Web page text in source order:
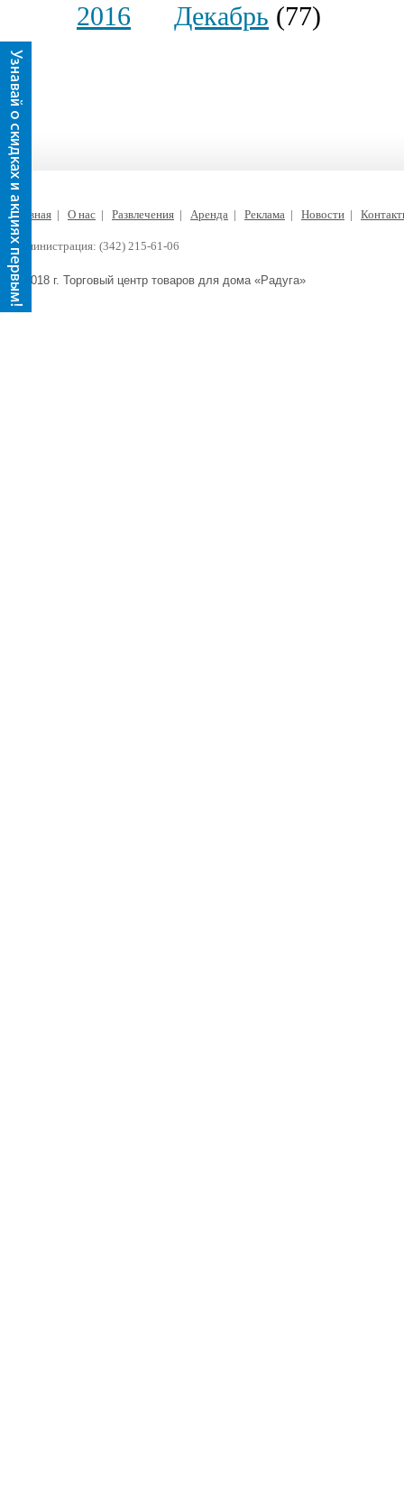
2016
Декабрь (77)
Администрация: (342) 215-61-06
© 2018 г. Торговый центр товаров для дома «Радуга»
Главная | О нас | Развлечения | Аренда | Реклама | Новости |